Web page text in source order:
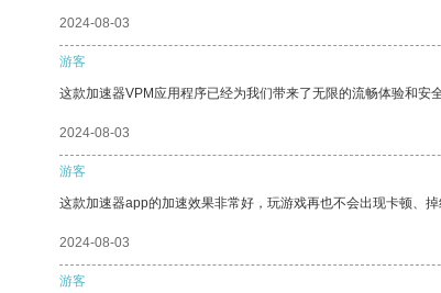
2024-08-03
游客
这款加速器VPM应用程序已经为我们带来了无限的流畅体验和安全
2024-08-03
游客
这款加速器app的加速效果非常好，玩游戏再也不会出现卡顿、
2024-08-03
游客